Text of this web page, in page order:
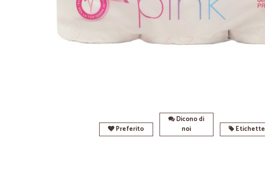
Preferito
Dicono di
noi
Etichette